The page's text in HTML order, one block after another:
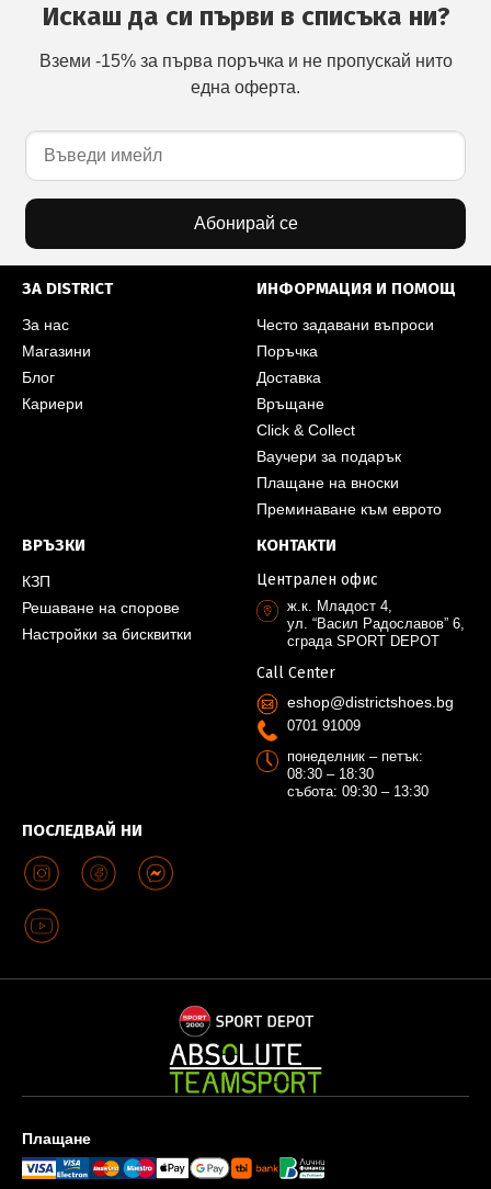
Искаш да си първи в списъка ни?
Вземи -15% за първа поръчка и не пропускай нито
една оферта.
Абонирай се
ЗА DISTRICT
За нас
Магазини
Блог
Кариери
ИНФОРМАЦИЯ И ПОМОЩ
Често задавани въпроси
Поръчка
Доставка
Връщане
Click & Collect
Ваучери за подарък
Плащане на вноски
Преминаване към еврото
ВРЪЗКИ
КЗП
Решаване на спорове
Настройки за бисквитки
ПОСЛЕДВАЙ НИ
КОНТАКТИ
Централен офис
ж.к. Младост 4,
ул. “Васил Радославов” 6,
сграда SPORT DEPOT
Call Center
eshop@districtshoes.bg
0701 91009
понеделник – петък:
08:30 – 18:30
събота: 09:30 – 13:30
Плащане